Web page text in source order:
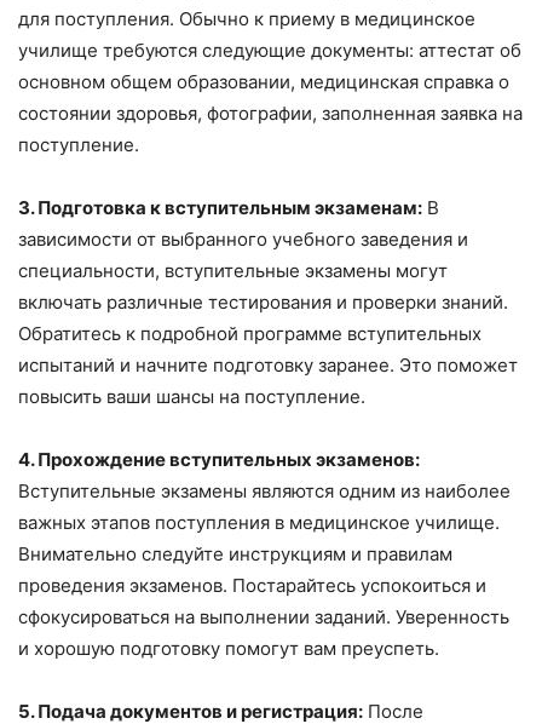
для поступления. Обычно к приему в медицинское
училище требуются следующие документы: аттестат об
основном общем образовании, медицинская справка о
состоянии здоровья, фотографии, заполненная заявка на
поступление.
3. Подготовка к вступительным экзаменам: В
зависимости от выбранного учебного заведения и
специальности, вступительные экзамены могут
включать различные тестирования и проверки знаний.
Обратитесь к подробной программе вступительных
испытаний и начните подготовку заранее. Это поможет
повысить ваши шансы на поступление.
4. Прохождение вступительных экзаменов:
Вступительные экзамены являются одним из наиболее
важных этапов поступления в медицинское училище.
Внимательно следуйте инструкциям и правилам
проведения экзаменов. Постарайтесь успокоиться и
сфокусироваться на выполнении заданий. Уверенность
и хорошую подготовку помогут вам преуспеть.
5. Подача документов и регистрация: После